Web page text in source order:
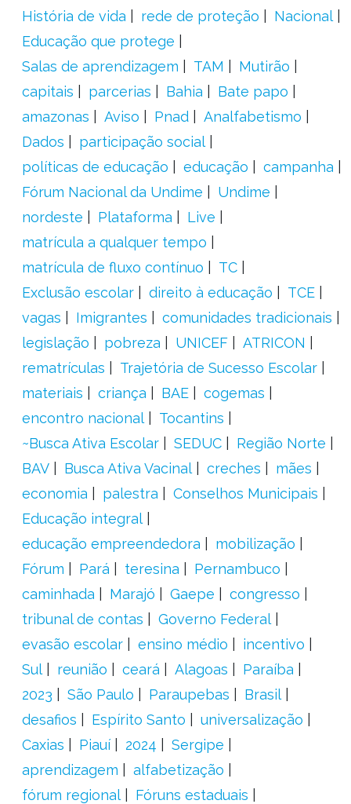
História de vida rede de proteção
Nacional
Educação que protege
Salas de aprendizagem
TAM
Mutirão
capitais
parcerias Bahia
Bate papo
amazonas
Aviso Pnad
Analfabetismo
Dados
participação social
políticas de educação
educação
campanha
Fórum Nacional da Undime
Undime
nordeste
Plataforma
Live
matrícula a qualquer tempo
matrícula de fluxo contínuo
TC
Exclusão escolar
direito à educação
TCE
vagas
Imigrantes
comunidades tradicionais
legislação
pobreza UNICEF
ATRICON
rematrículas
Trajetória de Sucesso Escolar
materiais
criança BAE
cogemas
encontro nacional
Tocantins
~Busca Ativa Escolar
SEDUC
Região Norte
BAV
Busca Ativa Vacinal creches
mães
economia
palestra
Conselhos Municipais
Educação integral
educação empreendedora
mobilização
Fórum
Pará teresina
Pernambuco
caminhada
Marajó Gaepe
congresso
tribunal de contas
Governo Federal
evasão escolar
ensino médio
incentivo
Sul
reunião ceará Alagoas
Paraíba
2023
São Paulo Paraupebas
Brasil
desafios
Espírito Santo
universalização
Caxias
Piauí 2024
Sergipe
aprendizagem
alfabetização
fórum regional
Fóruns estaduais